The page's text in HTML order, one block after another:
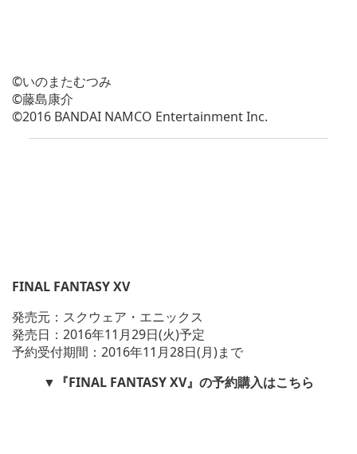
©いのまたむつみ
©藤島康介
©2016 BANDAI NAMCO Entertainment Inc.
FINAL FANTASY XV
発売元：スクウェア・エニックス
発売日：2016年11月29日(火)予定
予約受付期間：2016年11月28日(月)まで
▼『FINAL FANTASY XV』の予約購入はこちら